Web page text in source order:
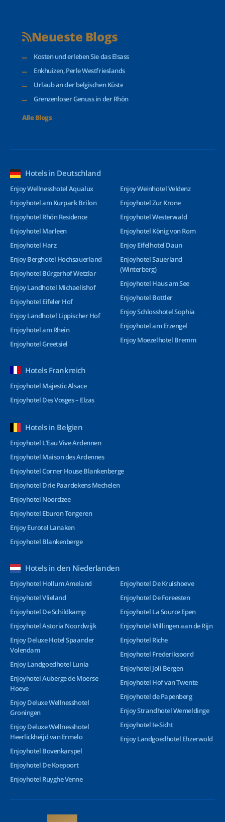
Neueste Blogs
Kosten und erleben Sie das Elsass
Enkhuizen, Perle Westfrieslands
Urlaub an der belgischen Küste
Grenzenloser Genuss in der Rhön
Alle Blogs
Hotels in Deutschland
Enjoy Wellnesshotel Aqualux
Enjoyhotel am Kurpark Brilon
Enjoyhotel Rhön Residence
Enjoyhotel Marleen
Enjoyhotel Harz
Enjoy Berghotel Hochsauerland
Enjoyhotel Bürgerhof Wetzlar
Enjoy Landhotel Michaelishof
Enjoyhotel Eifeler Hof
Enjoy Landhotel Lippischer Hof
Enjoyhotel am Rhein
Enjoyhotel Greetsiel
Enjoy Weinhotel Veldenz
Enjoyhotel Zur Krone
Enjoyhotel Westerwald
Enjoyhotel König von Rom
Enjoy Eifelhotel Daun
Enjoyhotel Sauerland
(Winterberg)
Enjoyhotel Haus am See
Enjoyhotel Bottler
Enjoy Schlosshotel Sophia
Enjoyhotel am Erzengel
Enjoy Moezelhotel Bremm
Hotels Frankreich
Enjoyhotel Majestic Alsace
Enjoyhotel Des Vosges – Elzas
Hotels in Belgien
Enjoyhotel L’Eau Vive Ardennen
Enjoyhotel Maison des Ardennes
Enjoyhotel Corner House Blankenberge
Enjoyhotel Drie Paardekens Mechelen
Enjoyhotel Noordzee
Enjoyhotel Eburon Tongeren
Enjoy Eurotel Lanaken
Enjoyhotel Blankenberge
Hotels in den Niederlanden
Enjoyhotel Hollum Ameland
Enjoyhotel Vlieland
Enjoyhotel De Schildkamp
Enjoyhotel Astoria Noordwijk
Enjoy Deluxe Hotel Spaander
Volendam
Enjoy Landgoedhotel Lunia
Enjoyhotel Auberge de Moerse
Hoeve
Enjoy Deluxe Wellnesshotel
Groningen
Enjoy Deluxe Wellnesshotel
Heerlickheijd van Ermelo
Enjoyhotel Bovenkarspel
Enjoyhotel De Koepoort
Enjoyhotel Ruyghe Venne
Enjoyhotel De Kruishoeve
Enjoyhotel De Foreesten
Enjoyhotel La Source Epen
Enjoyhotel Millingen aan de Rijn
Enjoyhotel Riche
Enjoyhotel Frederiksoord
Enjoyhotel Joli Bergen
Enjoyhotel Hof van Twente
Enjoyhotel de Papenberg
Enjoy Strandhotel Wemeldinge
Enjoyhotel Ie-Sicht
Enjoy Landgoedhotel Ehzerwold